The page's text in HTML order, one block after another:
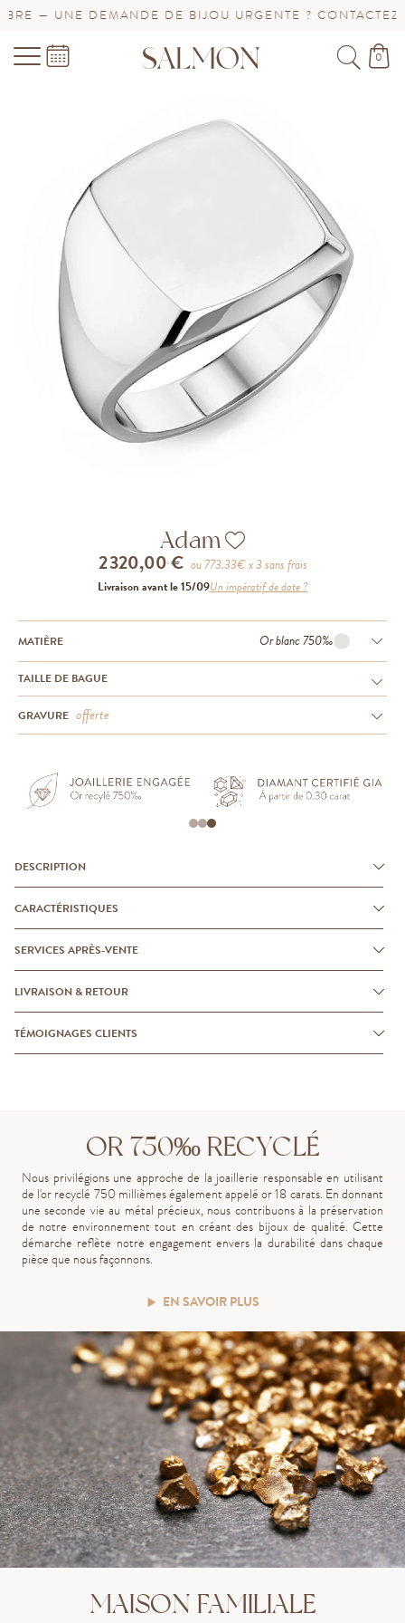
— UNE DEMANDE DE BIJOU URGENTE ? CONTACTEZ-
0
Adam
2 320,00 € ou773.33€ x 3 sans frais
Livraison avant le 15/09Un impératif de date ?
MATIÈRE Or blanc 750‰
TAILLE DE BAGUE
GRAVURE offerte
DESCRIPTION
CARACTÉRISTIQUES
SERVICES APRÈS-VENTE
LIVRAISON & RETOUR
TÉMOIGNAGES CLIENTS
OR 750‰ RECYCLÉ
Nous privilégions une approche de la joaillerie responsable en utilisant
de l'or recyclé 750 millièmes également appelé or 18 carats. En donnant
une seconde vie au métal précieux, nous contribuons à la préservation
de notre environnement tout en créant des bijoux de qualité. Cette
démarche reflète notre engagement envers la durabilité dans chaque
pièce que nous façonnons.
EN SAVOIR PLUS
MAISON FAMILIALE